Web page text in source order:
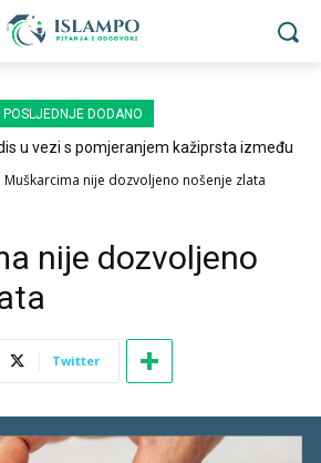
POSLJEDNJE DODANO
u vezi s pomjeranjem kažiprsta između
Muškarcima nije dozvoljeno nošenje zlata
nije dozvoljeno
Twitter